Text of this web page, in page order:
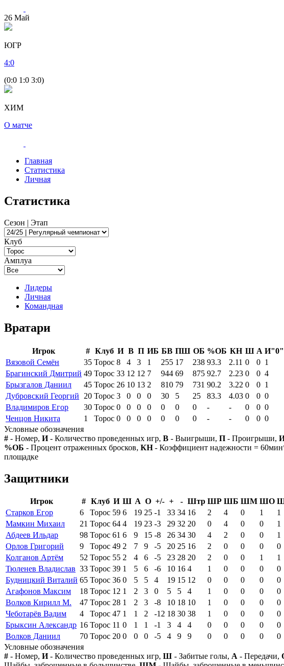
26 Май
ЮГР
4:0
(0:0 1:0 3:0)
ХИМ
О матче
Главная
Статистика
Личная
Статистика
Сезон | Этап
Клуб
Амплуа
Лидеры
Личная
Командная
Вратари
Игрок # Клуб И В П ИБ БВ ПШ ОБ %ОБ КН Ш А И"0"
Вязовой Семён
35 Торос 8 4 3 1 255 17 238 93.3 2.11 0 0 1
Брагинский Дмитрий 49 Торос 33 12 12 7 944 69 875 92.7 2.23 0 0 4
Брызгалов Даниил
45 Торос 26 10 13 2 810 79 731 90.2 3.22 0 0 1
Дубровский Георгий
20 Торос 3 0 0 0 30 5 25 83.3 4.03 0 0 0
Владимиров Егор
30 Торос 0 0 0 0 0 0 0 - - 0 0 0
Ченцов Никита
1 Торос 0 0 0 0 0 0 0 - - 0 0 0
Условные обозначения
# - Номер, И- Количество проведенных игр, В - Выигрыши, П - Проигрыши,
%ОБ - Процент отраженных бросков, КН- Коэффициент надежности =
площадке
Защитники
Игрок # Клуб И Ш А О +/- + - Штр ШР ШБ ШМ ШО
Старков Егор
6 Торос 59 6 19 25 -1 33 34 16 2 4 0 1 1
Мамкин Михаил
21 Торос 64 4 19 23 -3 29 32 20 0 4 0 0 1
Абдеев Ильдар
98 Торос 61 6 9 15 -8 26 34 30 4 2 0 0 1
Орлов Григорий
9 Торос 49 2 7 9 -5 20 25 16 2 0 0 0 0
Колганов Артём
52 Торос 55 2 4 6 -5 23 28 20 2 0 0 1 1
Тюленев Владислав 33 Торос 39 1 5 6 -6 10 16 4 1 0 0 0 0
Будницкий Виталий 65 Торос 36 0 5 5 4 19 15 12 0 0 0 0 0
Агафонов Максим
18 Торос 12 1 2 3 0 5 5 4 1 0 0 0 0
Волков Кирилл М.
47 Торос 28 1 2 3 -8 10 18 10 1 0 0 0 0
Чеботарёв Вадим
4 Торос 47 1 1 2 -12 18 30 38 1 0 0 0 0
Брыксин Александр 16 Торос 11 0 1 1 -1 3 4 4 0 0 0 0 0
Волков Даниил
70 Торос 20 0 0 0 -5 4 9 9 0 0 0 0 0
Условные обозначения
# - Номер, И- Количество проведенных игр, Ш - Забитые голы, А - Передачи,